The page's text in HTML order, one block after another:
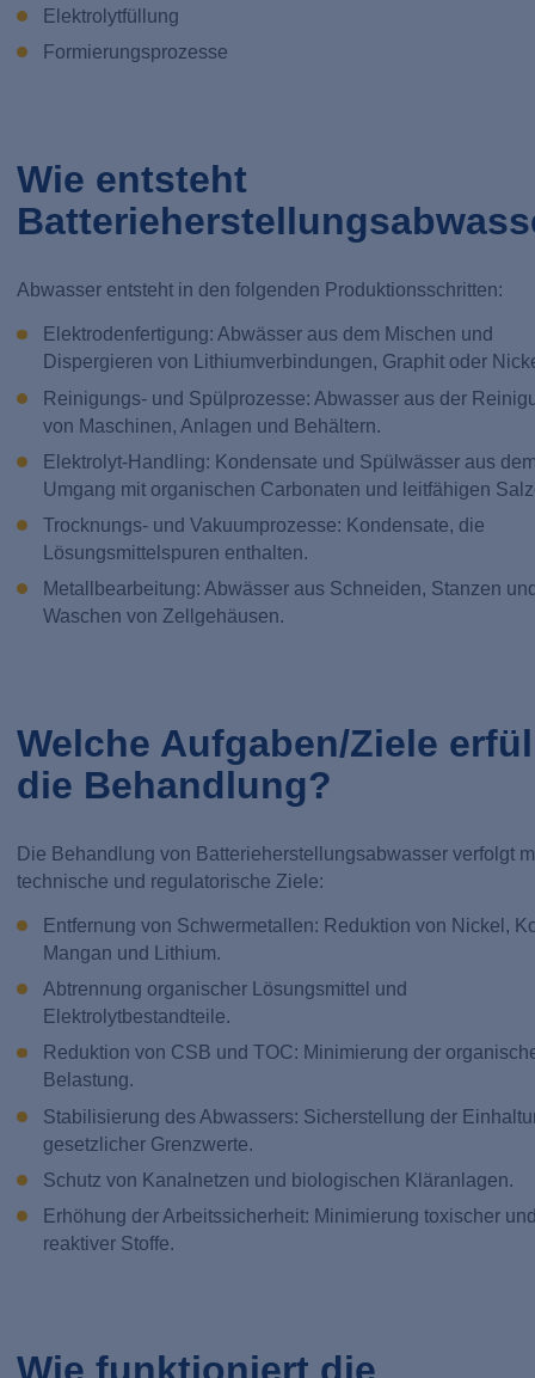
Elektrolytfüllung
Formierungsprozesse
Wie entsteht
Abwasser entsteht in den folgenden Produktionsschritten:
Elektrodenfertigung: Abwässer aus dem Mischen und
Dispergieren von Lithiumverbindungen, Graphit oder
Reinigungs- und Spülprozesse: Abwasser aus der
von Maschinen, Anlagen und Behältern.
Elektrolyt-Handling: Kondensate und Spülwässer aus
Umgang mit organischen Carbonaten und leitfähigen
Trocknungs- und Vakuumprozesse: Kondensate, die
Lösungsmittelspuren enthalten.
Metallbearbeitung: Abwässer aus Schneiden, Stanzen
Waschen von Zellgehäusen.
Welche Aufgaben/Ziele
die Behandlung?
Die Behandlung von Batterieherstellungsabwasser verfolgt
technische und regulatorische Ziele:
Entfernung von Schwermetallen: Reduktion von Nickel,
Mangan und Lithium.
Abtrennung organischer Lösungsmittel und
Elektrolytbestandteile.
Reduktion von CSB und TOC: Minimierung der
Belastung.
Stabilisierung des Abwassers: Sicherstellung der
gesetzlicher Grenzwerte.
Schutz von Kanalnetzen und biologischen Kläranlagen.
Erhöhung der Arbeitssicherheit: Minimierung toxischer
reaktiver Stoffe.